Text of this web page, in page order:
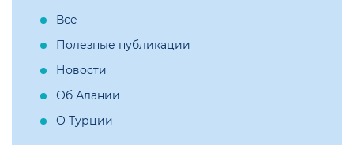
Все
Полезные публикации
Новости
Об Алании
О Турции